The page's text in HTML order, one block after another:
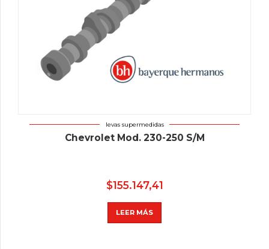
levas supermedidas
Chevrolet Mod. 230-250 S/M
$155.147,41
LEER MÁS